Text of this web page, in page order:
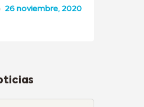
26 noviembre, 2020